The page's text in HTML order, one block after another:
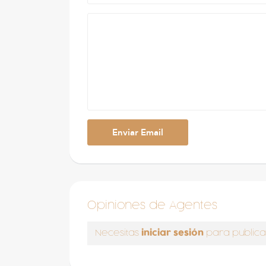
Opiniones de Agentes
Necesitas iniciar sesión para